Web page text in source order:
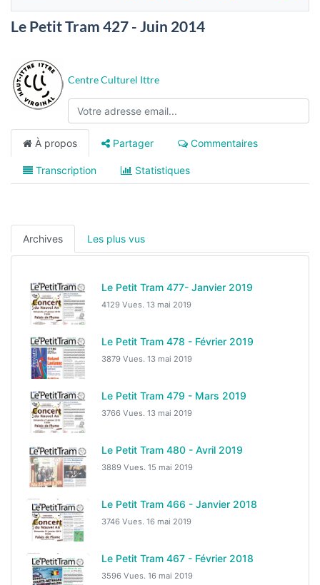
Le Petit Tram 427 - Juin 2014
Centre Culturel Ittre
À propos Partager Commentaires
Transcription Statistiques
Archives Les plus vus
Le Petit Tram 477- Janvier 2019
4129 Vues. 13 mai 2019
Le Petit Tram 478 - Février 2019
3879 Vues. 13 mai 2019
Le Petit Tram 479 - Mars 2019
3766 Vues. 13 mai 2019
Le Petit Tram 480 - Avril 2019
3889 Vues. 15 mai 2019
Le Petit Tram 466 - Janvier 2018
3746 Vues. 16 mai 2019
Le Petit Tram 467 - Février 2018
3596 Vues. 16 mai 2019